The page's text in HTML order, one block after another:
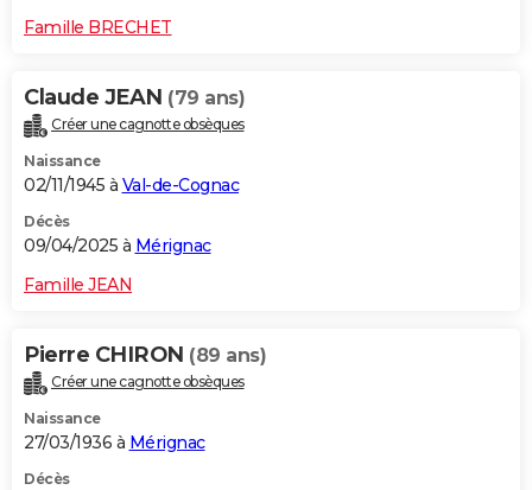
Famille BRECHET
Claude JEAN (79 ans)
Créer une cagnotte obsèques
Naissance
02/11/1945 à Val-de-Cognac
Décès
09/04/2025 à Mérignac
Famille JEAN
Pierre CHIRON (89 ans)
Créer une cagnotte obsèques
Naissance
27/03/1936 à Mérignac
Décès